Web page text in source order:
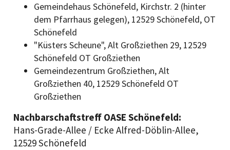
Gemeindehaus Schönefeld, Kirchstr. 2 (hinter
dem Pfarrhaus gelegen), 12529 Schönefeld, OT
Schönefeld
"Küsters Scheune", Alt Großziethen 29, 12529
Schönefeld OT Großziethen
Gemeindezentrum Großziethen, Alt
Großziethen 40, 12529 Schönefeld OT
Großziethen
Nachbarschaftstreff OASE Schönefeld:
Hans-Grade-Allee / Ecke Alfred-Döblin-Allee,
12529 Schönefeld